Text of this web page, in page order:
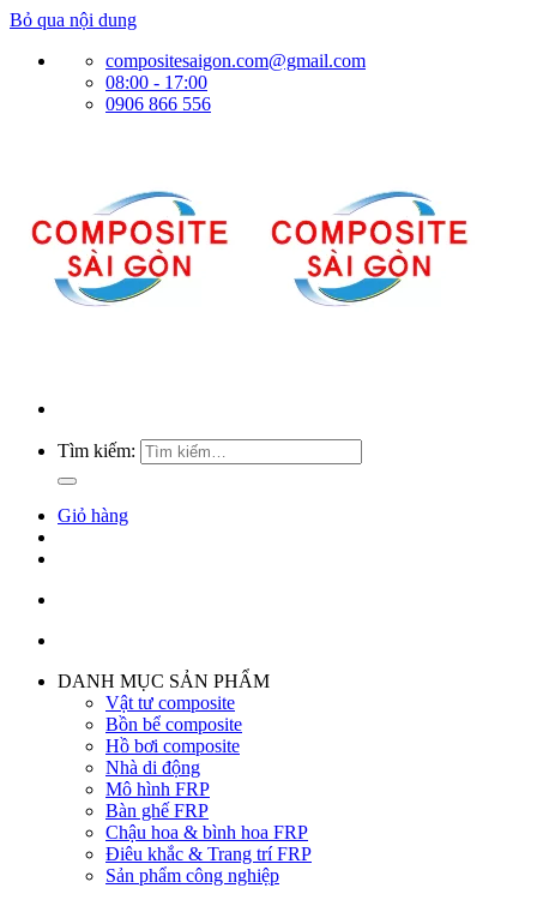
Bỏ qua nội dung
compositesaigon.com@gmail.com
08:00 - 17:00
0906 866 556
Tìm kiếm:
Giỏ hàng
DANH MỤC SẢN PHẨM
Vật tư composite
Bồn bể composite
Hồ bơi composite
Nhà di động
Mô hình FRP
Bàn ghế FRP
Chậu hoa & bình hoa FRP
Điêu khắc & Trang trí FRP
Sản phẩm công nghiệp